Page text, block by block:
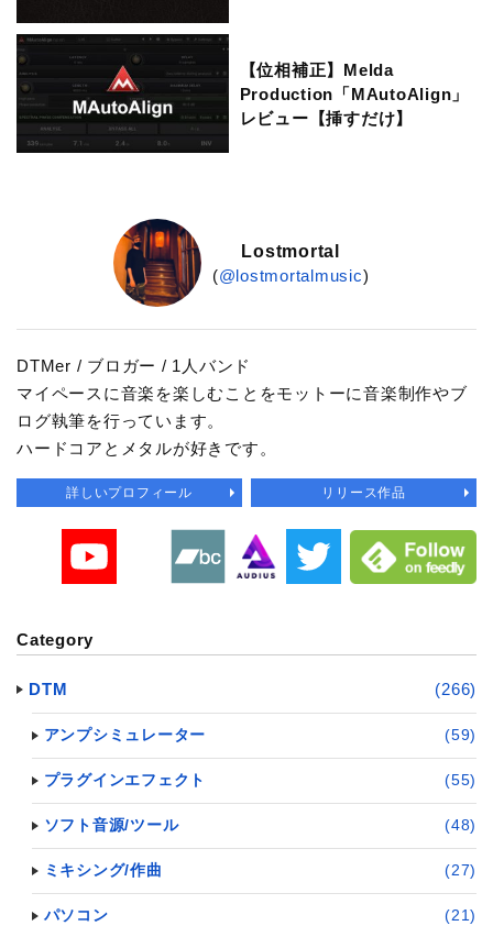
【位相補正】Melda
Production「MAutoAlign」
レビュー【挿すだけ】
Lostmortal
(@lostmortalmusic)
DTMer / ブロガー / 1人バンド
マイペースに音楽を楽しむことをモットーに音楽制作やブ
ログ執筆を行っています。
ハードコアとメタルが好きです。
詳しいプロフィール リリース作品
Category
DTM (266)
アンプシミュレーター (59)
プラグインエフェクト (55)
ソフト音源/ツール (48)
ミキシング/作曲 (27)
パソコン (21)